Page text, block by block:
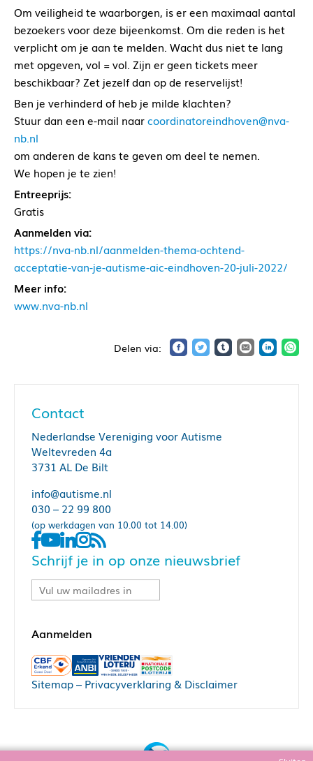
Om veiligheid te waarborgen, is er een maximaal aantal
bezoekers voor deze bijeenkomst. Om die reden is het
verplicht om je aan te melden. Wacht dus niet te lang
met opgeven, vol = vol. Zijn er geen tickets meer
beschikbaar? Zet jezelf dan op de reservelijst!
Ben je verhinderd of heb je milde klachten?
Stuur dan een e-mail naarcoordinatoreindhoven@nva-
nb.nl
om anderen de kans te geven om deel te nemen.
We hopen je te zien!
Entreeprijs:
Gratis
Aanmelden via:
https://nva-nb.nl/aanmelden-thema-ochtend-
acceptatie-van-je-autisme-aic-eindhoven-20-juli-2022/
Meer info:
www.nva-nb.nl
Contact
Nederlandse Vereniging voor Autisme
Weltevreden 4a
3731 AL De Bilt
info@autisme.nl
030 – 22 99 800
(op werkdagen van 10.00 tot 14.00)
Schrijf je in op onze nieuwsbrief
Sitemap– Privacyverklaring & Disclaimer